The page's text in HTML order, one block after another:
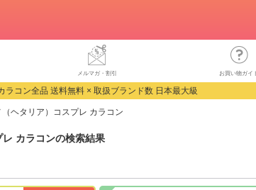
メルマガ・割引 お買い物ガイ
ラコン全品 送料無料 × 取扱ブランド数 日本最大級
ヘタリア）コスプレ カラコン
レ カラコンの検索結果